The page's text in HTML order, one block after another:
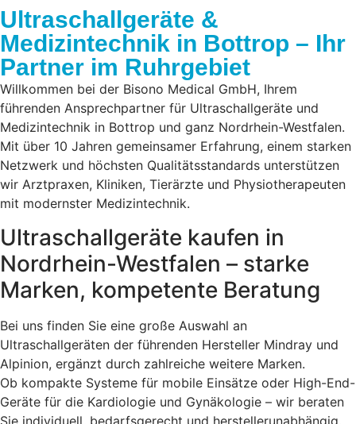
Ultraschallgeräte &
Medizintechnik in Bottrop – Ihr
Partner im Ruhrgebiet
Willkommen bei der Bisono Medical GmbH, Ihrem
führenden Ansprechpartner für Ultraschallgeräte und
Medizintechnik in Bottrop und ganz Nordrhein-Westfalen.
Mit über 10 Jahren gemeinsamer Erfahrung, einem starken
Netzwerk und höchsten Qualitätsstandards unterstützen
wir Arztpraxen, Kliniken, Tierärzte und Physiotherapeuten
mit modernster Medizintechnik.
Ultraschallgeräte kaufen in
Nordrhein-Westfalen – starke
Marken, kompetente Beratung
Bei uns finden Sie eine große Auswahl an
Ultraschallgeräten der führenden Hersteller Mindray und
Alpinion, ergänzt durch zahlreiche weitere Marken.
Ob kompakte Systeme für mobile Einsätze oder High-End-
Geräte für die Kardiologie und Gynäkologie – wir beraten
Sie individuell, bedarfsgerecht und herstellerunabhängig.